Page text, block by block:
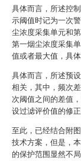
具体而言，所述控
示阈值时记为一次
尘浓度采集单元和
第一烟尘浓度采集
值或者最大值，具体
具体而言，所述预
相关，其中，频次
次阈值之间的差值
设过滤评价值的修正
至此，已经结合附
技术方案，但是，
的保护范围显然不